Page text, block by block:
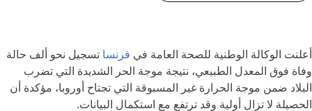
أعلنت الوكالة الوطنية للصحة العامة في فرنسا تسجيل نحو ألف حالة
وفاة فوق المعدل الطبيعي، نتيجة موجة الحر الشديدة التي تضرب
البلاد ضمن موجة الحرارة غير المسبوقة التي تجتاح أوروبا، مؤكدة أن
الحصيلة لا تزال أولية وقد ترتفع مع استكمال البيانات.